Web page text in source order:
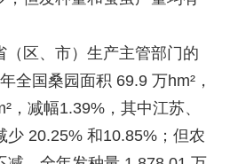
（区、市）生产主管部门的
全国桑园面积 69.9 万hm²，
，减幅1.39%，其中江苏、
少 20.25% 和10.85%；但农